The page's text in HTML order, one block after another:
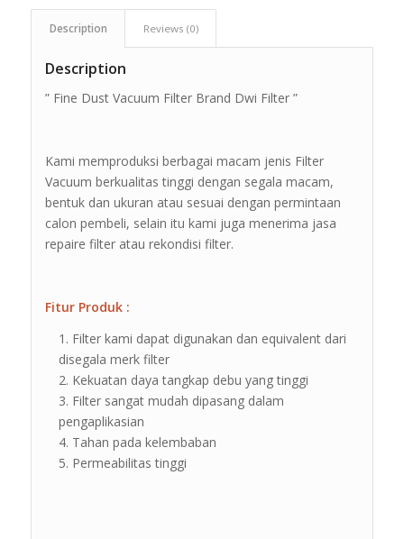
Description Reviews (0)
Description
” Fine Dust Vacuum Filter Brand Dwi Filter ”
Kami memproduksi berbagai macam jenis Filter
Vacuum berkualitas tinggi dengan segala macam,
bentuk dan ukuran atau sesuai dengan permintaan
calon pembeli, selain itu kami juga menerima jasa
repaire filter atau rekondisi filter.
Fitur Produk :
Filter kami dapat digunakan dan equivalent dari
disegala merk filter
Kekuatan daya tangkap debu yang tinggi
Filter sangat mudah dipasang dalam
pengaplikasian
Tahan pada kelembaban
Permeabilitas tinggi